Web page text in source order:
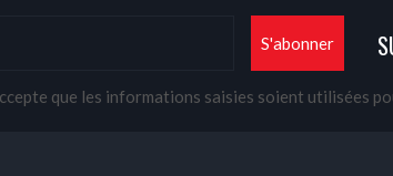
que les informations saisies soient utilisées